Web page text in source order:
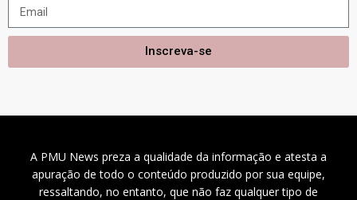
Inscreva-se
A PMU News preza a qualidade da informação e atesta a
apuração de todo o conteúdo produzido por sua equipe,
ressaltando, no entanto, que não faz qualquer tipo de